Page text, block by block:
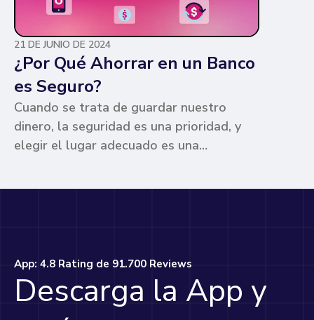
21 DE JUNIO DE 2024
¿Por Qué Ahorrar en un Banco
es Seguro?
Cuando se trata de guardar nuestro
dinero, la seguridad es una prioridad, y
elegir el lugar adecuado es una
App: 4.8 Rating de 91.700 Reviews
Descarga la App y